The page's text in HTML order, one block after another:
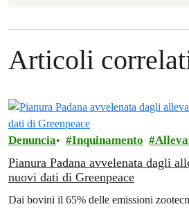
Articoli
Denuncia Inquinamento
Pianura Padana avvelenata dagli
nuovi dati di Greenpeace
Dai bovini il 65% delle emissioni